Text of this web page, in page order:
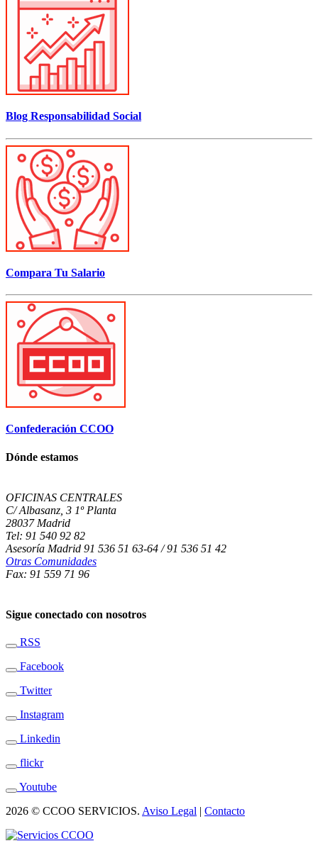
Blog Responsabilidad Social
Compara Tu Salario
Confederación CCOO
Dónde estamos
OFICINAS CENTRALES
C/ Albasanz, 3 1º Planta
28037 Madrid
Tel: 91 540 92 82
Asesoría Madrid 91 536 51 63-64 / 91 536 51 42
Otras Comunidades
Fax: 91 559 71 96
Sigue conectado con nosotros
RSS
Facebook
Twitter
Instagram
Linkedin
flickr
Youtube
2026 © CCOO SERVICIOS. Aviso Legal | Contacto